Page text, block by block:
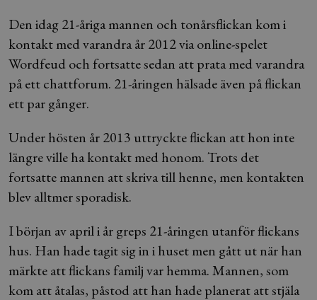
Den idag 21-åriga mannen och tonårsflickan kom i
kontakt med varandra år 2012 via online-spelet
Wordfeud och fortsatte sedan att prata med varandra
på ett chattforum. 21-åringen hälsade även på flickan
ett par gånger.
Under hösten år 2013 uttryckte flickan att hon inte
längre ville ha kontakt med honom. Trots det
fortsatte mannen att skriva till henne, men kontakten
blev alltmer sporadisk.
I början av april i år greps 21-åringen utanför flickans
hus. Han hade tagit sig in i huset men gått ut när han
märkte att flickans familj var hemma. Mannen, som
kom att åtalas, påstod att han hade planerat att stjäla